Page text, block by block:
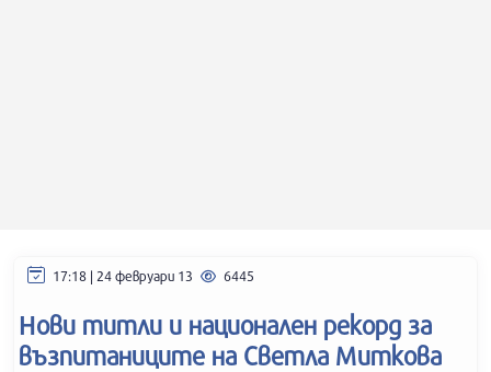
17:18 | 24 февруари 13 6445
Нови титли и национален рекорд за
възпитаниците на Светла Миткова